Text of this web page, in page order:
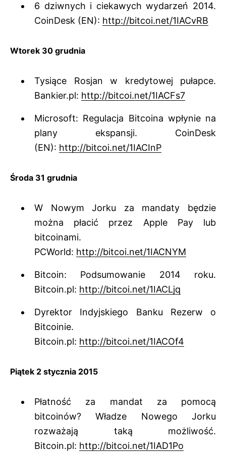
6 dziwnych i ciekawych wydarzeń 2014.
CoinDesk (EN): http://bitcoi.net/1IACvRB
Wtorek 30 grudnia
Tysiące Rosjan w kredytowej pułapce.
Bankier.pl: http://bitcoi.net/1IACFs7
Microsoft: Regulacja Bitcoina wpłynie na
plany ekspansji. CoinDesk
(EN): http://bitcoi.net/1IACInP
Środa 31 grudnia
W Nowym Jorku za mandaty będzie
można płacić przez Apple Pay lub
bitcoinami.
PCWorld: http://bitcoi.net/1IACNYM
Bitcoin: Podsumowanie 2014 roku.
Bitcoin.pl: http://bitcoi.net/1IACLjq
Dyrektor Indyjskiego Banku Rezerw o
Bitcoinie.
Bitcoin.pl: http://bitcoi.net/1IACOf4
Piątek 2 stycznia 2015
Płatność za mandat za pomocą
bitcoinów? Władze Nowego Jorku
rozważają taką możliwość.
Bitcoin.pl: http://bitcoi.net/1IAD1Po